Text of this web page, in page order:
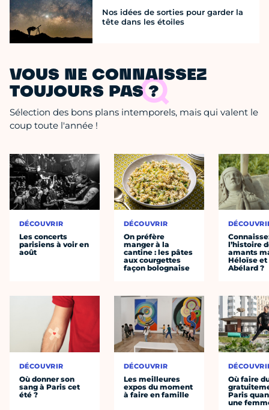
Nos idées de sorties pour garder la
tête dans les étoiles
VOUS NE CONNAISSEZ
TOUJOURS PAS ?
Sélection des bons plans intemporels, mais qui valent le
coup toute l'année !
DÉCOUVRIR
Les concerts
parisiens à voir en
août
DÉCOUVRIR
Où donner son
sang à Paris cet
été ?
DÉCOUVRIR
On préfère
manger à la
cantine : les pâtes
aux courgettes
façon bolognaise
DÉCOUVRIR
Les meilleures
expos du moment
à faire en famille
l’histoire
amants
Héloïse et
Abélard ?
Où faire
Paris
une